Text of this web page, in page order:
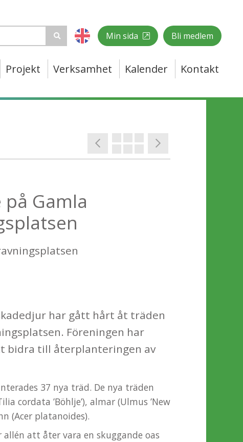
Bli medlem
Min sida
Projekt Verksamhet Kalender Kontakt
Gamla
har gått hårt åt träden
Föreningen har
bidra till återplanteringen av
37 nya träd. De nya träden
cordata ’Böhlje’), almar (Ulmus ’New
(Acer platanoides).
att åter vara en skuggande oas